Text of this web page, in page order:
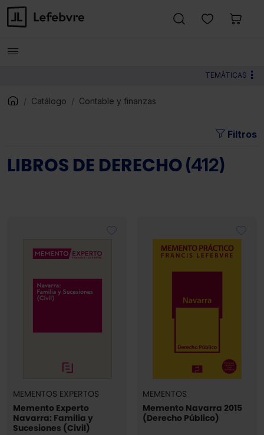
TEMÁTICAS
Catálogo Contable y finanzas
Filtros
LIBROS DE DERECHO(412)
MEMENTOS EXPERTOS
Memento Experto
Navarra: Familia y
Sucesiones (Civil)
MEMENTOS
Memento Navarra 2015
(Derecho Público)